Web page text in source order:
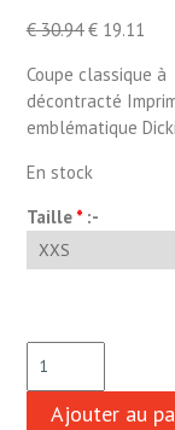
€30.94 €19.11
Coupe classique
décontracté
emblématique
En stock
Taille *:-
Ajouter au